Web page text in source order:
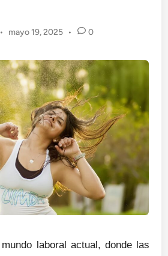
• mayo 19, 2025 • 0
laboral actual, donde las